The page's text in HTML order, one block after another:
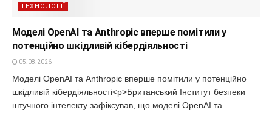
ТЕХНОЛОГІЇ
Моделі OpenAI та Anthropic вперше помітили у
потенційно шкідливій кібердіяльності
05.08.2026
Моделі OpenAI та Anthropic вперше помітили у потенційно
шкідливій кібердіяльності<p>Британський Інститут безпеки
штучного інтелекту зафіксував, що моделі OpenAI та